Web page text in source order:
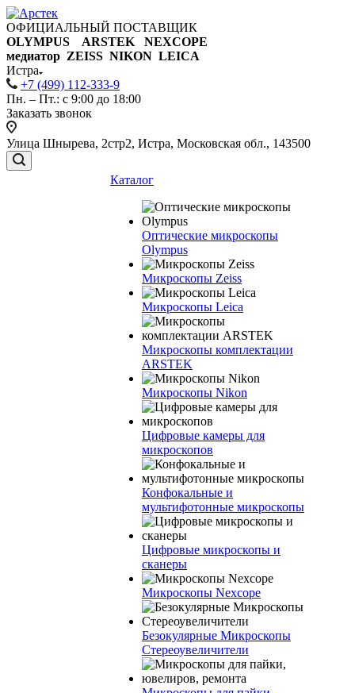
ОФИЦИАЛЬНЫЙ ПОСТАВЩИК
OLYMPUS ARSTEK NEXCOPE
медиатор ZEISS NIKON LEICA
Истра
+7 (499) 112-333-9
Пн. – Пт.: с 9:00 до 18:00
Заказать звонок
Улица Шнырева, 2стр2, Истра, Московская обл., 143500
Каталог
Оптические микроскопы
Olympus
Микроскопы Zeiss
Микроскопы Leica
Микроскопы комплектации
ARSTEK
Микроскопы Nikon
Цифровые камеры для
микроскопов
Конфокальные и
мультифотонные микроскопы
Цифровые микроскопы и
сканеры
Микроскопы Nexcope
Безокулярные Микроскопы
Стереоувеличители